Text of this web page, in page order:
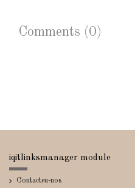
Comments (0)
iqitlinksmanager module
Contacteu-nos